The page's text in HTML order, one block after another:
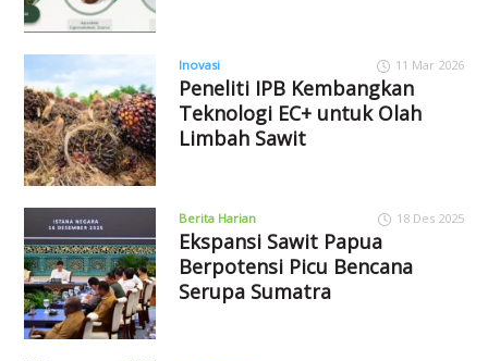
Inovasi 11 Mar 2026
Peneliti IPB Kembangkan
Teknologi EC+ untuk Olah
Limbah Sawit
Berita Harian 18 Des 2025
Ekspansi Sawit Papua
Berpotensi Picu Bencana
Serupa Sumatra